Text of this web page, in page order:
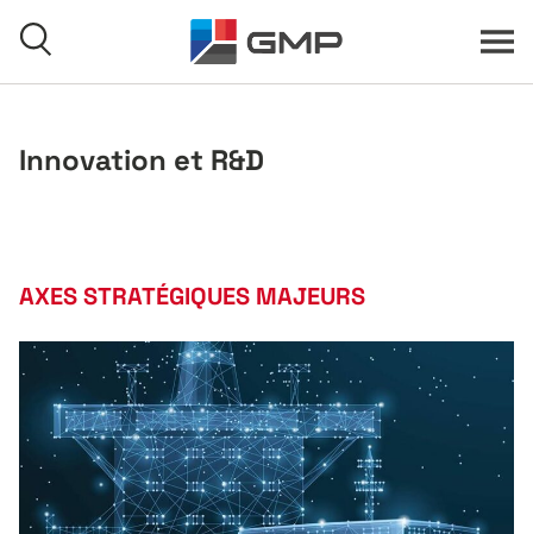
Innovation et R&D
AXES STRATÉGIQUES MAJEURS